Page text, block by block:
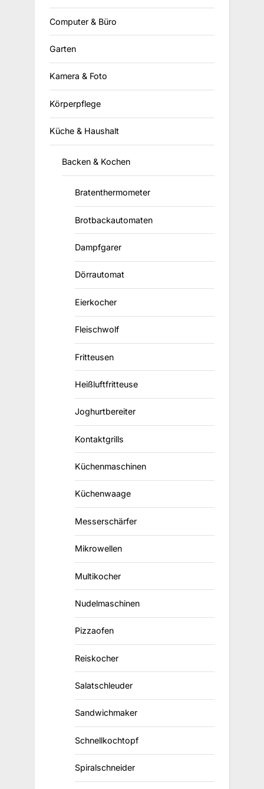
Computer & Büro
Garten
Kamera & Foto
Körperpflege
Küche & Haushalt
Backen & Kochen
Bratenthermometer
Brotbackautomaten
Dampfgarer
Dörrautomat
Eierkocher
Fleischwolf
Fritteusen
Heißluftfritteuse
Joghurtbereiter
Kontaktgrills
Küchenmaschinen
Küchenwaage
Messerschärfer
Mikrowellen
Multikocher
Nudelmaschinen
Pizzaofen
Reiskocher
Salatschleuder
Sandwichmaker
Schnellkochtopf
Spiralschneider